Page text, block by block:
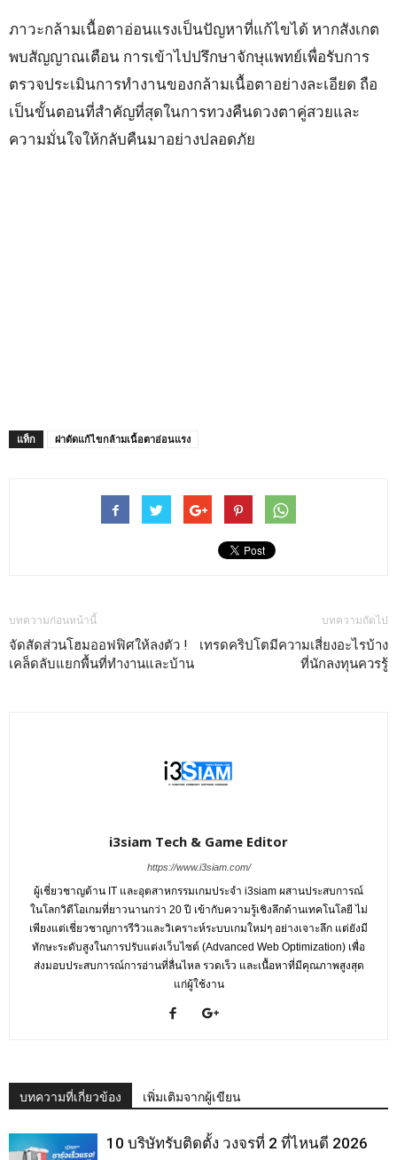
ภาวะกล้ามเนื้อตาอ่อนแรงเป็นปัญหาที่แก้ไขได้ หากสังเกต
พบสัญญาณเตือน การเข้าไปปรึกษาจักษุแพทย์เพื่อรับการ
ตรวจประเมินการทำงานของกล้ามเนื้อตาอย่างละเอียด ถือ
เป็นขั้นตอนที่สำคัญที่สุดในการทวงคืนดวงตาคู่สวยและ
ความมั่นใจให้กลับคืนมาอย่างปลอดภัย
แท็ก ผ่าตัดแก้ไขกล้ามเนื้อตาอ่อนแรง
บทความก่อนหน้านี้
จัดสัดส่วนโฮมออฟฟิศให้ลงตัว !
เคล็ดลับแยกพื้นที่ทำงานและบ้าน
บทความถัดไป
เทรดคริปโตมีความเสี่ยงอะไรบ้าง
ที่นักลงทุนควรรู้
i3siam Tech & Game Editor
https://www.i3siam.com/
ผู้เชี่ยวชาญด้าน IT และอุตสาหกรรมเกมประจำ i3siam ผสานประสบการณ์
ในโลกวิดีโอเกมที่ยาวนานกว่า 20 ปี เข้ากับความรู้เชิงลึกด้านเทคโนโลยี ไม่
เพียงแต่เชี่ยวชาญการรีวิวและวิเคราะห์ระบบเกมใหม่ๆ อย่างเจาะลึก แต่ยังมี
ทักษะระดับสูงในการปรับแต่งเว็บไซต์ (Advanced Web Optimization) เพื่อ
ส่งมอบประสบการณ์การอ่านที่ลื่นไหล รวดเร็ว และเนื้อหาที่มีคุณภาพสูงสุด
แก่ผู้ใช้งาน
บทความที่เกี่ยวข้อง เพิ่มเติมจากผู้เขียน
10 บริษัทรับติดตั้ง วงจรที่ 2 ที่ไหนดี 2026